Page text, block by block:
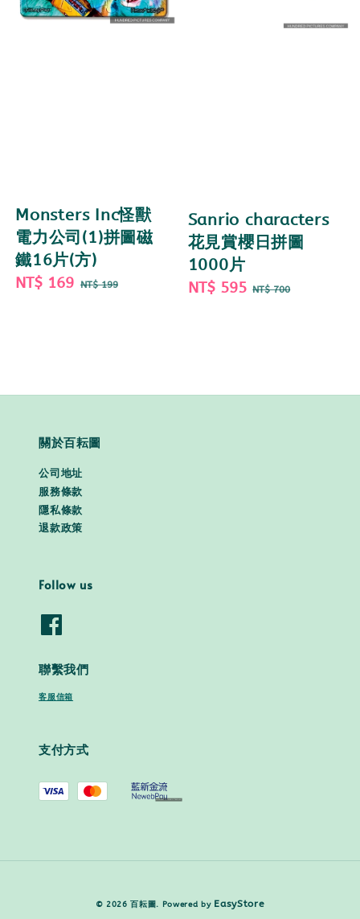
Monsters Inc怪獸
電力公司(1)拼圖磁
鐵16片(方)
Sale
NT$ 169 Regular
NT$ 199
Sanrio characters
花見賞櫻日拼圖
1000片
Sale
NT$ 595 Regular
NT$ 700
關於百耘圖
公司地址
服務條款
隱私條款
退款政策
Follow us
聯繫我們
客服信箱
支付方式
© 2026 百耘圖. Powered by EasyStore